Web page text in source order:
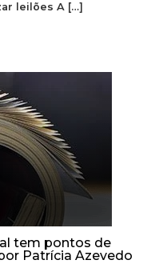
leilões A […]
tem pontos de
Patrícia Azevedo